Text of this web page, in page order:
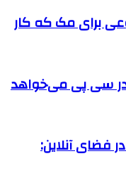
برای مک که کار
سی پی می‌خواهد
فضای آنلاین: